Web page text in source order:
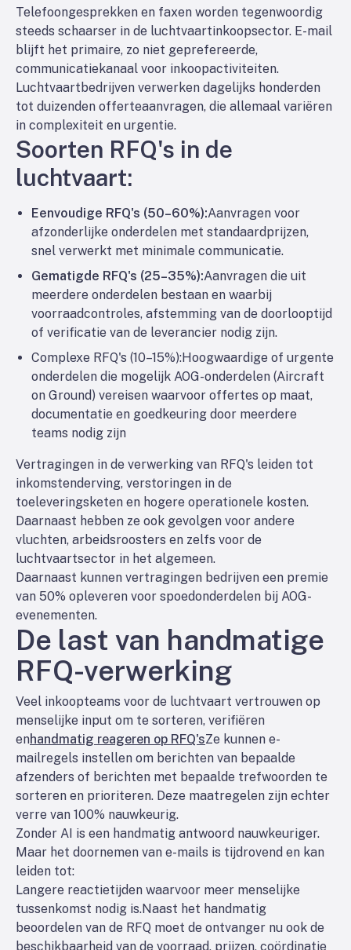
Telefoongesprekken en faxen worden tegenwoordig
steeds schaarser in de luchtvaartinkoopsector. E-mail
blijft het primaire, zo niet geprefereerde,
communicatiekanaal voor inkoopactiviteiten.
Luchtvaartbedrijven verwerken dagelijks honderden
tot duizenden offerteaanvragen, die allemaal variëren
in complexiteit en urgentie.
Soorten RFQ's in de
luchtvaart:
Eenvoudige RFQ's (50–60%):Aanvragen voor
afzonderlijke onderdelen met standaardprijzen,
snel verwerkt met minimale communicatie.
Gematigde RFQ's (25–35%):Aanvragen die uit
meerdere onderdelen bestaan en waarbij
voorraadcontroles, afstemming van de doorlooptijd
of verificatie van de leverancier nodig zijn.
Complexe RFQ's (10–15%):Hoogwaardige of urgente
onderdelen die mogelijk AOG-onderdelen (Aircraft
on Ground) vereisen waarvoor offertes op maat,
documentatie en goedkeuring door meerdere
teams nodig zijn
Vertragingen in de verwerking van RFQ's leiden tot
inkomstenderving, verstoringen in de
toeleveringsketen en hogere operationele kosten.
Daarnaast hebben ze ook gevolgen voor andere
vluchten, arbeidsroosters en zelfs voor de
luchtvaartsector in het algemeen.
Daarnaast kunnen vertragingen bedrijven een premie
van 50% opleveren voor spoedonderdelen bij AOG-
evenementen.
De last van handmatige
RFQ-verwerking
Veel inkoopteams voor de luchtvaart vertrouwen op
menselijke input om te sorteren, verifiëren
enhandmatig reageren op RFQ'sZe kunnen e-
mailregels instellen om berichten van bepaalde
afzenders of berichten met bepaalde trefwoorden te
sorteren en prioriteren. Deze maatregelen zijn echter
verre van 100% nauwkeurig.
Zonder AI is een handmatig antwoord nauwkeuriger.
Maar het doornemen van e-mails is tijdrovend en kan
leiden tot:
Langere reactietijden waarvoor meer menselijke
tussenkomst nodig is.Naast het handmatig
beoordelen van de RFQ moet de ontvanger nu ook de
beschikbaarheid van de voorraad, prijzen, coördinatie